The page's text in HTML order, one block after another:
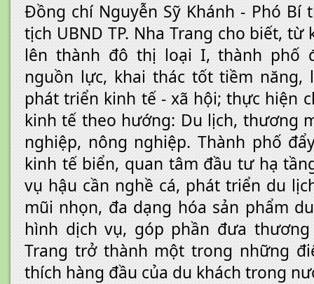
Đồng chí Nguyễn Sỹ Khánh - Phó Bí
tịch UBND TP. Nha Trang cho biết, từ
lên thành đô thị loại I, thành phố
nguồn lực, khai thác tốt tiềm năng,
phát triển kinh tế - xã hội; thực hiện
kinh tế theo hướng: Du lịch, thương
nghiệp, nông nghiệp. Thành phố
kinh tế biển, quan tâm đầu tư hạ
vụ hậu cần nghề cá, phát triển du
mũi nhọn, đa dạng hóa sản phẩm
hình dịch vụ, góp phần đưa
Trang trở thành một trong những
thích hàng đầu của du khách trong